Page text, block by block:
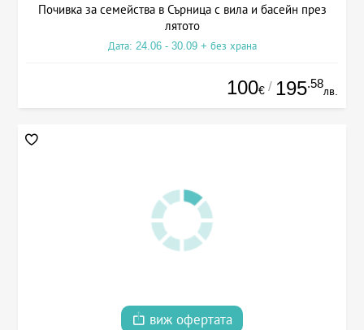
Почивка за семейства в Сърница с вила и басейн през
лятото
Дата: 24.06 - 30.09 + без храна
100€ / 195.58
лв.
виж офертата